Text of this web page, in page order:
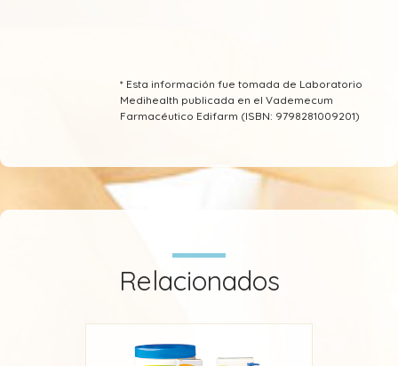
* Esta información fue tomada de Laboratorio
Medihealth publicada en el Vademecum
Farmacéutico Edifarm (ISBN: 9798281009201)
Relacionados